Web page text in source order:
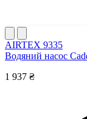
AIRTEX 9335
Водяний насос
1 937 ₴